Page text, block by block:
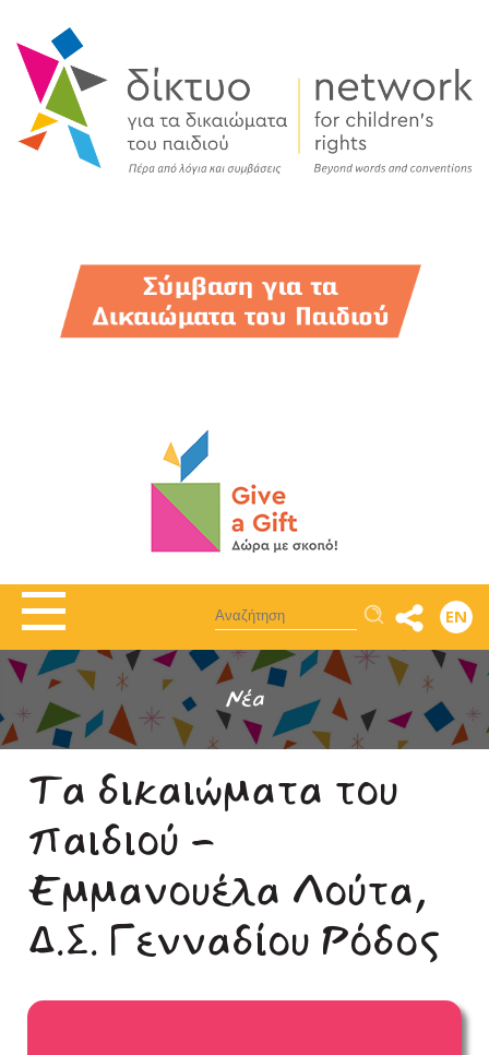
Αναζήτηση EN
Νέα
Τα δικαιώματα του
παιδιού -
Εμμανουέλα Λούτα,
Δ.Σ. Γενναδίου Ρόδος